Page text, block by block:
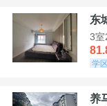
东
3室
学区
养